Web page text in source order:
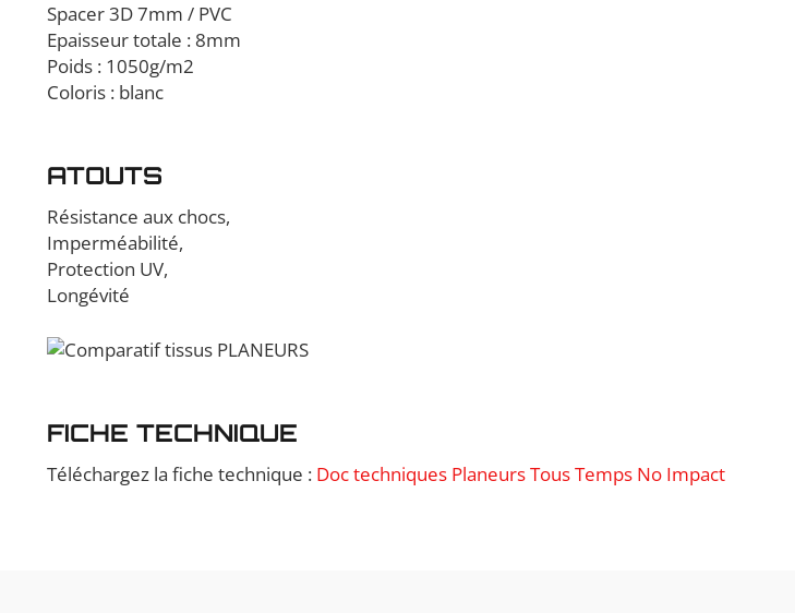
Spacer 3D 7mm / PVC
Epaisseur totale : 8mm
Poids : 1050g/m2
Coloris : blanc
ATOUTS
Résistance aux chocs,
Imperméabilité,
Protection UV,
Longévité
FICHE TECHNIQUE
Téléchargez la fiche technique : Doc techniques Planeurs Tous Temps No Impact